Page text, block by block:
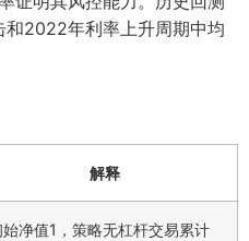
2022年利率上升周期中均
解释
始净值1，策略无杠杆交易累计